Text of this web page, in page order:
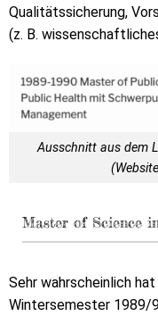
Qualitätssicherung,
(z. B.
Ausschnitt aus dem
Master of Science
Sehr wahrscheinlich
Wintersemester 1989/